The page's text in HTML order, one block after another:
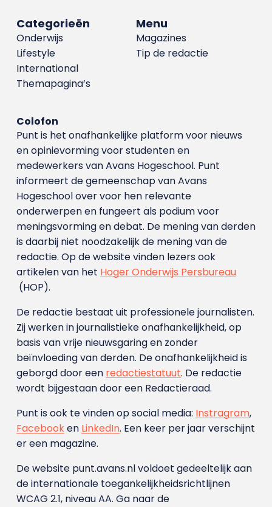
Menu
Magazines
Tip de redactie
Categorieën
Onderwijs
Lifestyle
International
Themapagina’s
Colofon
Punt is het onafhankelijke platform voor nieuws
en opinievorming voor studenten en
medewerkers van Avans Hoge­school. Punt
informeert de gemeenschap van Avans
Hogeschool over voor hen relevante
onderwerpen en fungeert als podium voor
meningsvorming en debat. De mening van derden
is daarbij niet noodzakelijk de mening van de
redactie. Op de website vinden lezers ook
artikelen van het Hoger Onderwijs Persbureau
(HOP).
De redactie bestaat uit professionele journalisten.
Zij werken in journalistieke onafhankelijkheid, op
basis van vrije nieuwsgaring en zonder
beïnvloeding van derden. De onafhankelijkheid is
geborgd door een redactiestatuut. De redactie
wordt bijgestaan door een Redactieraad.
Punt is ook te vinden op social media: Instragram,
Facebooken LinkedIn. Een keer per jaar verschijnt
er een magazine.
De website punt.avans.nl voldoet gedeeltelijk aan
de internationale toegankelijkheidsrichtlijnen
WCAG 2.1, niveau AA. Ga naar de